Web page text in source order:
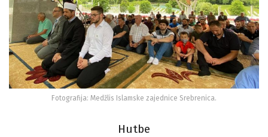
Fotografija: Medžlis Islamske zajednice Srebrenica.
Hutbe